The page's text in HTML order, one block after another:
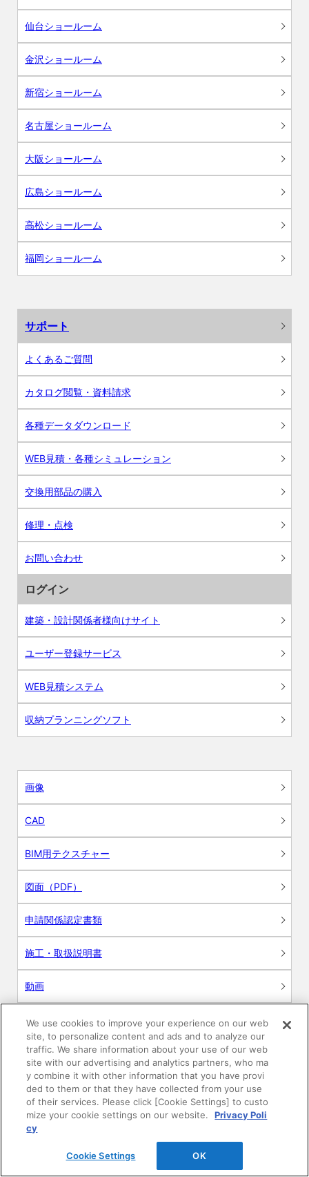
仙台ショールーム
金沢ショールーム
新宿ショールーム
名古屋ショールーム
大阪ショールーム
広島ショールーム
高松ショールーム
福岡ショールーム
サポート
よくあるご質問
カタログ閲覧・資料請求
各種データダウンロード
WEB見積・各種シミュレーション
交換用部品の購入
修理・点検
お問い合わせ
ログイン
建築・設計関係者様向けサイト
ユーザー登録サービス
WEB見積システム
収納プランニングソフト
画像
CAD
BIM用テクスチャー
図面（PDF）
申請関係認定書類
施工・取扱説明書
動画
シミュレーションツール
24時間換気システム〈エアスマート〉
簡易設計見積ソフト
R&Dセンター環境測定・分析サービス
商品マスター申し込み
We use cookies to improve your experience on our web
site, to personalize content and ads and to analyze our
traffic. We share information about your use of our web
site with our advertising and analytics partners, who ma
y combine it with other information that you have provi
ded to them or that they have collected from your use
of their services. Please click [Cookie Settings] to custo
mize your cookie settings on our website.
Privacy Poli
cy
Cookie Settings OK